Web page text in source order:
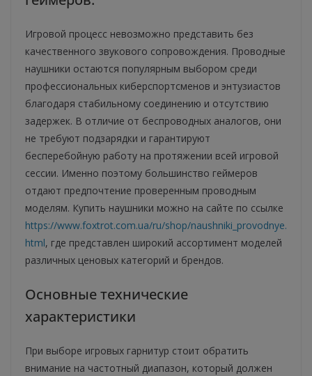
Игровой процесс невозможно представить без
качественного звукового сопровождения. Проводные
наушники остаются популярным выбором среди
профессиональных киберспортсменов и энтузиастов
благодаря стабильному соединению и отсутствию
задержек. В отличие от беспроводных аналогов, они
не требуют подзарядки и гарантируют
бесперебойную работу на протяжении всей игровой
сессии. Именно поэтому большинство геймеров
отдают предпочтение проверенным проводным
моделям. Купить наушники можно на сайте по ссылке
https://www.foxtrot.com.ua/ru/shop/naushniki_provodnye.
html, где представлен широкий ассортимент моделей
различных ценовых категорий и брендов.
Основные технические
характеристики
При выборе игровых гарнитур стоит обратить
внимание на частотный диапазон, который должен